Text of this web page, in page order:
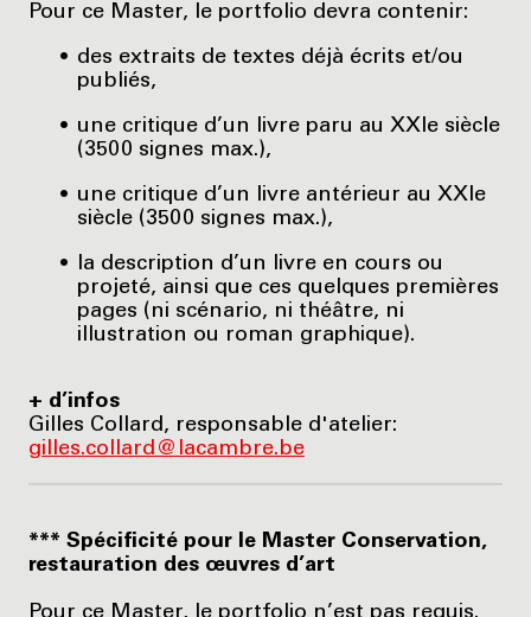
Pour ce Master, le portfolio devra contenir:
des extraits de textes déjà écrits et/ou
publiés,
une critique d’un livre paru au XXIe siècle
(3500 signes max.),
une critique d’un livre antérieur au XXIe
siècle (3500 signes max.),
la description d’un livre en cours ou
projeté, ainsi que ces quelques premières
pages (ni scénario, ni théâtre, ni
illustration ou roman graphique).
+ d’infos
Gilles Collard, responsable d'atelier:
gilles.collard@lacambre.be
*** Spécificité pour le Master Conservation,
restauration des œuvres d’art